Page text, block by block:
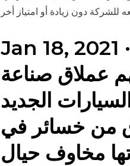
Jan 18, 2021 · ارتفعت الأسهم الأوروبية الاثنين
عملاق صناعة
السيارات الجديد Stellantis وأسهم قطاع سلع
من خسائر في
مخاوف حيال